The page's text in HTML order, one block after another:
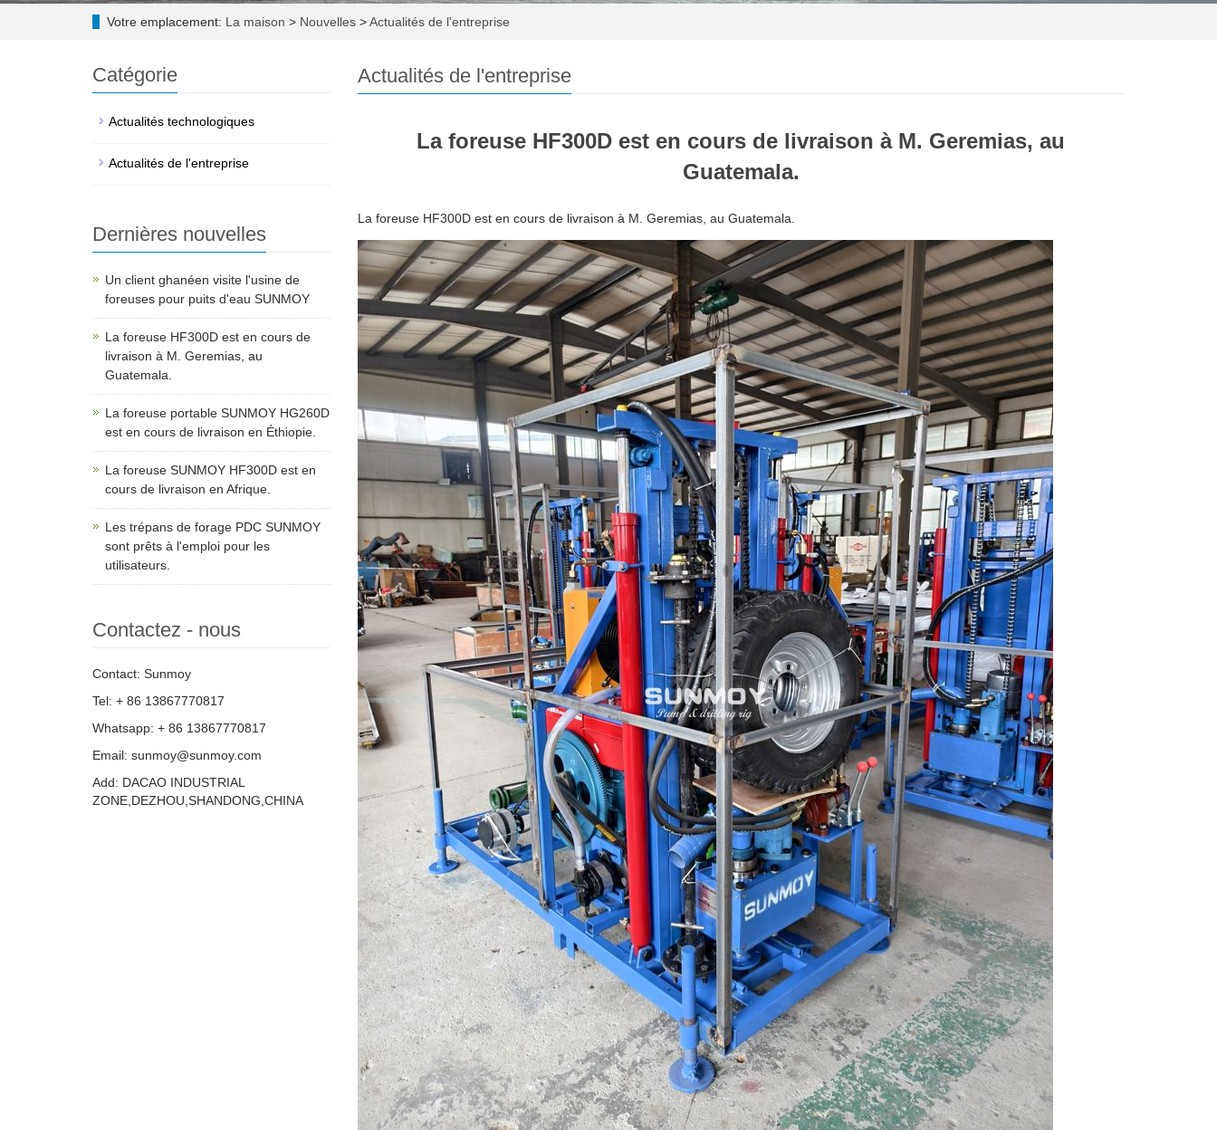
Votre emplacement: La maison > Nouvelles >Actualités de l'entreprise
Actualités de l'entreprise
La foreuse HF300D est en cours de livraison à M. Geremias, au
Guatemala.
La foreuse HF300D est en cours de livraison à M. Geremias, au Guatemala.
Catégorie
Actualités technologiques
Actualités de l'entreprise
Dernières nouvelles
Un client ghanéen visite l'usine de
foreuses pour puits d'eau SUNMOY
La foreuse HF300D est en cours de
livraison à M. Geremias, au
Guatemala.
La foreuse portable SUNMOY HG260D
est en cours de livraison en Éthiopie.
La foreuse SUNMOY HF300D est en
cours de livraison en Afrique.
Les trépans de forage PDC SUNMOY
sont prêts à l'emploi pour les
utilisateurs.
Contactez - nous
Contact: Sunmoy
Tel: + 86 13867770817
Whatsapp: + 86 13867770817
Email: sunmoy@sunmoy.com
Add: DACAO INDUSTRIAL
ZONE,DEZHOU,SHANDONG,CHINA